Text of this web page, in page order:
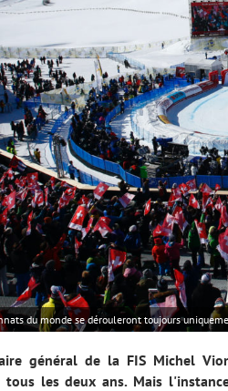
du monde se dérouleront toujours
général de la FIS Michel
tous les deux ans. Mais